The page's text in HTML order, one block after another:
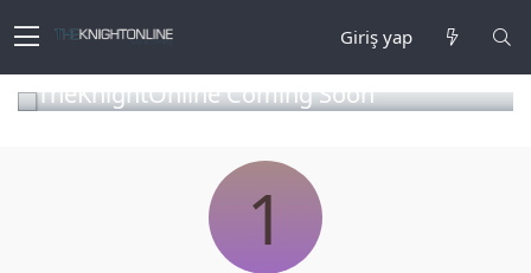
Giriş yap
TheKnightOnline Coming Soon
1